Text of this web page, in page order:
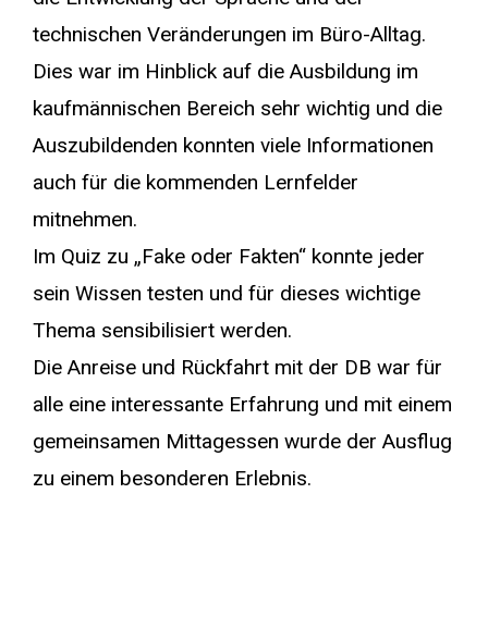
technischen Veränderungen im Büro-Alltag.
Dies war im Hinblick auf die Ausbildung im
kaufmännischen Bereich sehr wichtig und die
Auszubildenden konnten viele Informationen
auch für die kommenden Lernfelder
mitnehmen.
Im Quiz zu „Fake oder Fakten“ konnte jeder
sein Wissen testen und für dieses wichtige
Thema sensibilisiert werden.
Die Anreise und Rückfahrt mit der DB war für
alle eine interessante Erfahrung und mit einem
gemeinsamen Mittagessen wurde der Ausflug
zu einem besonderen Erlebnis.